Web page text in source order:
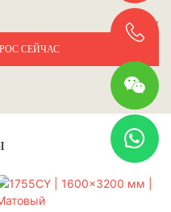
СЕЙЧАС